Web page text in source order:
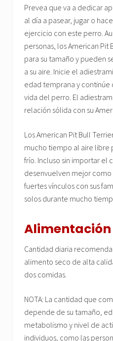
Prevea que va a dedicar
al día a pasear, jugar o
ejercicio con este perro.
personas, los American Pit
para su tamaño y pueden
a su aire. Inicie el
edad temprana y
vida del perro. El
relación sólida con su
Los American Pit Bull
mucho tiempo al aire libre
frío. Incluso sin importar el
desenvuelven mejor como
fuertes vínculos con sus
solos durante mucho
Alimentación
Cantidad diaria
alimento seco de alta
dos comidas.
NOTA: La cantidad que
depende de su tamaño,
metabolismo y nivel de
individuos, como las